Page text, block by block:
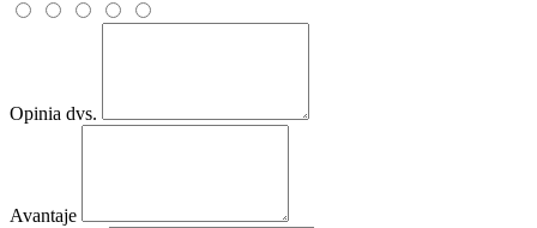
Opinia dvs.
Avantaje